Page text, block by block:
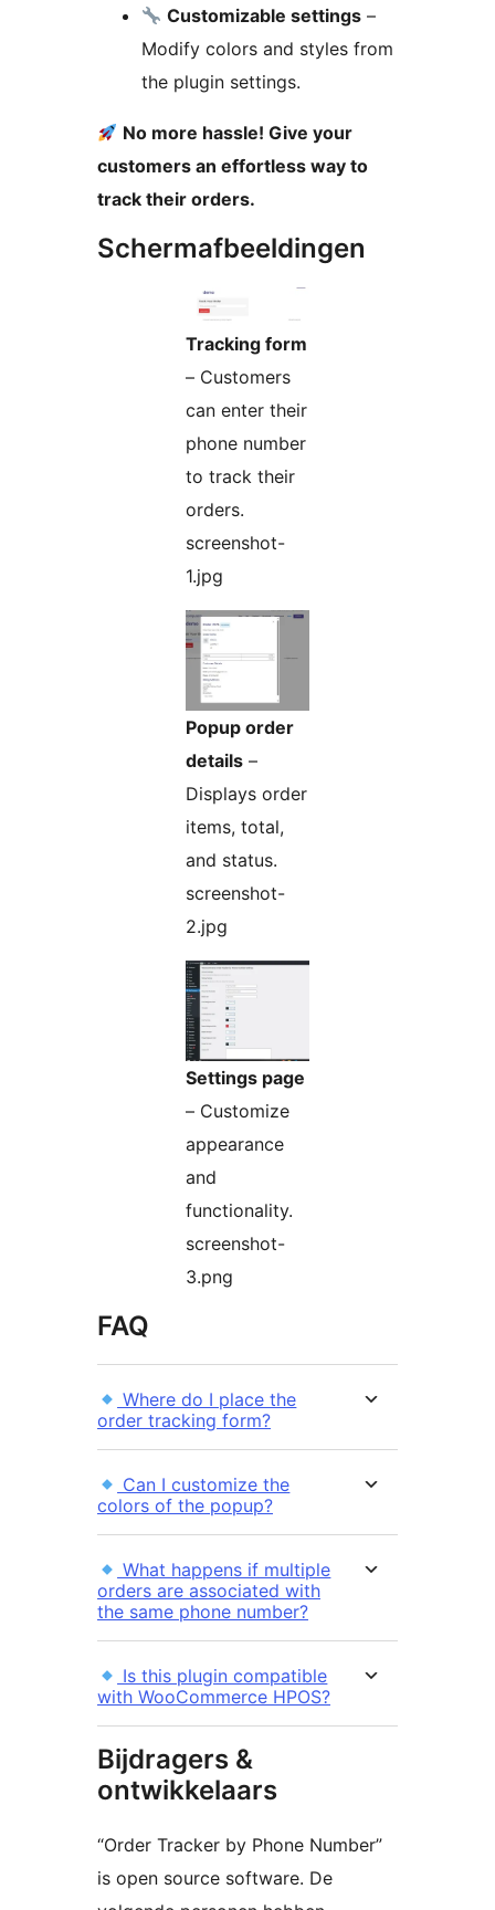
Customizable settings –
Modify colors and styles from
the plugin settings.
No more hassle! Give your
customers an effortless way to
track their orders.
Schermafbeeldingen
Tracking form
– Customers
can enter their
phone number
to track their
orders.
screenshot-
1.jpg
Popup order
details –
Displays order
items, total,
and status.
screenshot-
2.jpg
Settings page
– Customize
appearance
and
functionality.
screenshot-
3.png
FAQ
Where do I place the
order tracking form?
Can I customize the
colors of the popup?
What happens if multiple
orders are associated with
the same phone number?
Is this plugin compatible
with WooCommerce HPOS?
Bijdragers &
ontwikkelaars
“Order Tracker by Phone Number”
is open source software. De